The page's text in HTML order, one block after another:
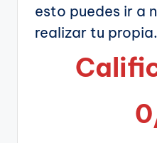
esto puedes ir a
realizar tu propia.